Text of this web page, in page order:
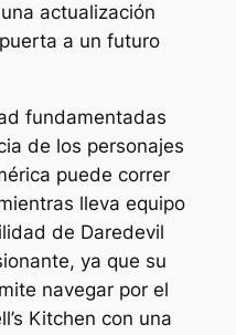
actualización
a un futuro
fundamentadas
de los personajes
puede correr
lleva equipo
de Daredevil
ya que su
navegar por el
Kitchen con una